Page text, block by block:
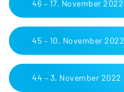
46 – 17. November 2022
45 – 10. November 2022
44 – 3. November 2022